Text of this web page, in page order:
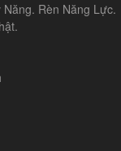
Rèn Năng Lực.